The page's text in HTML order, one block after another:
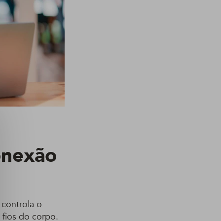
o
fios do corpo.